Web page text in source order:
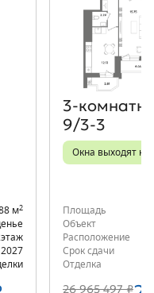
м2
этаж
2027
9/3-3
Окна выходят на
Площадь
Объект
Расположение
Срок сдачи
Отделка
26 965 497 ₽